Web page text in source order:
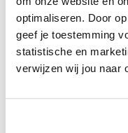
optimaliseren. Door
geef je toestemming
statistische en
verwijzen wij jou naar